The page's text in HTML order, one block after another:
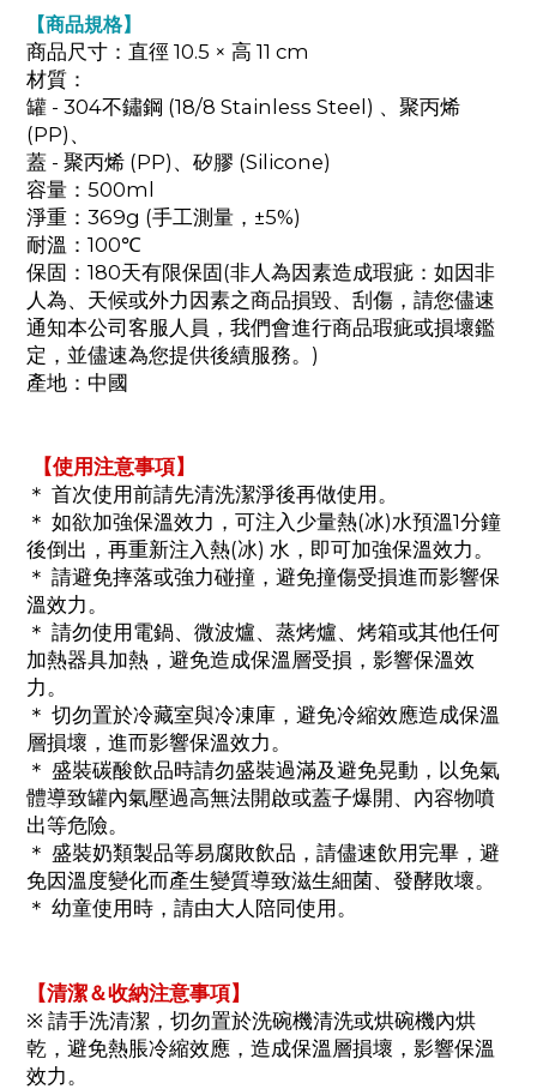
【商品規格】
商品尺寸：直徑 10.5 × 高 11 cm
材質：
罐 - 304不鏽鋼 (18/8 Stainless Steel) 、聚丙烯
(PP)、
蓋 - 聚丙烯 (PP)、矽膠 (Silicone)
容量：500ml
淨重：369g (手工測量，±5%)
耐溫：100℃
保固：180天有限保固(非人為因素造成瑕疵：如因非
人為、天候或外力因素之商品損毀、刮傷，請您儘速
通知本公司客服人員，我們會進行商品瑕疵或損壞鑑
定，並儘速為您提供後續服務。)
產地：中國
【使用注意事項】
＊ 首次使用前請先清洗潔淨後再做使用。
＊ 如欲加強保溫效力，可注入少量熱(冰)水預溫1分鐘
後倒出，再重新注入熱(冰) 水，即可加強保溫效力。
＊ 請避免摔落或強力碰撞，避免撞傷受損進而影響保
溫效力。
＊ 請勿使用電鍋、微波爐、蒸烤爐、烤箱或其他任何
加熱器具加熱，避免造成保溫層受損，影響保溫效
力。
＊ 切勿置於冷藏室與冷凍庫，避免冷縮效應造成保溫
層損壞，進而影響保溫效力。
＊ 盛裝碳酸飲品時請勿盛裝過滿及避免晃動，以免氣
體導致罐內氣壓過高無法開啟或蓋子爆開、內容物噴
出等危險。
＊ 盛裝奶類製品等易腐敗飲品，請儘速飲用完畢，避
免因溫度變化而產生變質導致滋生細菌、發酵敗壞。
＊ 幼童使用時，請由大人陪同使用。
【清潔＆收納注意事項】
※ 請手洗清潔，切勿置於洗碗機清洗或烘碗機內烘
乾，避免熱脹冷縮效應，造成保溫層損壞，影響保溫
效力。